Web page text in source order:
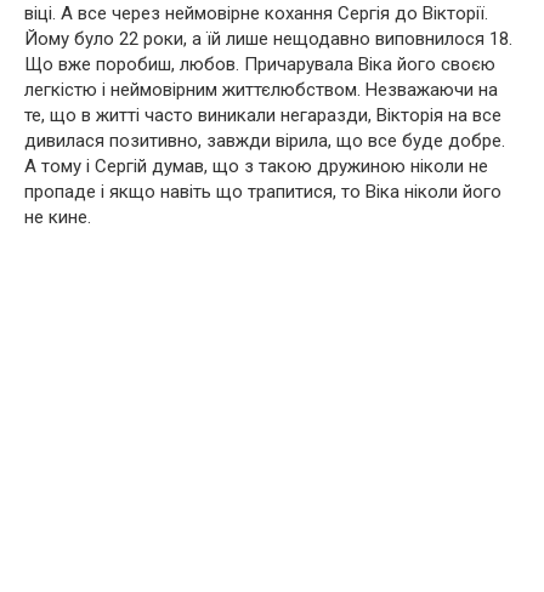
віці. А все через неймовірне кохання Сергія до Вікторії.
Йому було 22 роки, а їй лише нещодавно виповнилося 18.
Що вже поробиш, любов. Причарувала Віка його своєю
легкістю і неймовірним життєлюбством. Незважаючи на
те, що в житті часто виникали негаразди, Вікторія на все
дивилася позитивно, завжди вірила, що все буде добре.
А тому і Сергій думав, що з такою дружиною ніколи не
пропаде і якщо навіть що трапитися, то Віка ніколи його
не кине.